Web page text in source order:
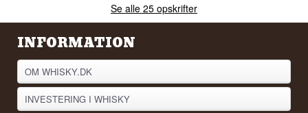
Se alle 25 opskrifter
INFORMATION
OM WHISKY.DK
INVESTERING I WHISKY